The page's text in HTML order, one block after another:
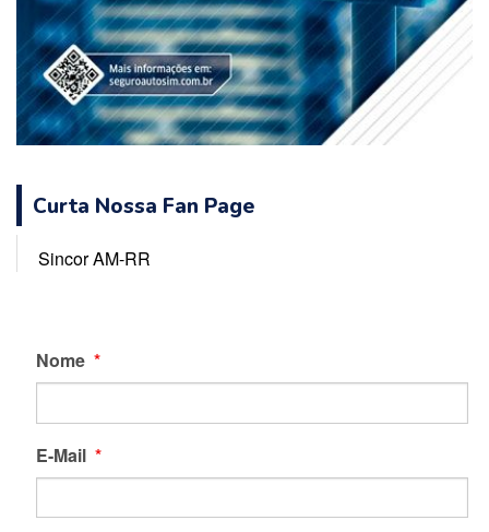
Curta Nossa Fan Page
Sincor AM-RR
Nome *
E-Mail *